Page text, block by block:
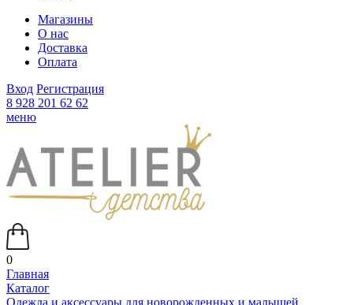
Магазины
О нас
Доставка
Оплата
Вход Регистрация
8 928 201 62 62
меню
0
Главная
Каталог
Одежда и аксессуары для новорожденных и малышей